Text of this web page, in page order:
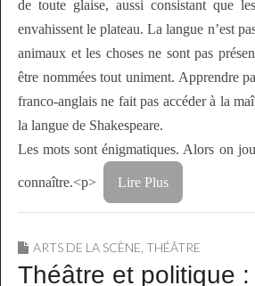
de toute glaise, aussi consistant que
envahissent le plateau. La langue n’est
animaux et les choses ne sont pas
être nommées tout uniment. Apprendre
franco-anglais ne fait pas accéder à la
la langue de Shakespeare.
Les mots sont énigmatiques. Alors on
connaître.<p> Lire Plus
ARTS DE LA SCÈNE THÉÂTRE
Théâtre et politique